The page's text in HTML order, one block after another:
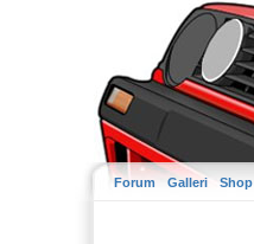
Forum Galleri Shop